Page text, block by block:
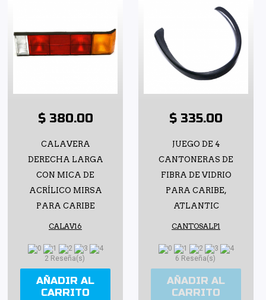
$ 380.00
CALAVERA
DERECHA LARGA
CON MICA DE
ACRÍLICO MIRSA
PARA CARIBE
CALAV16
2 Reseña(s)
AÑADIR AL
CARRITO
$ 335.00
JUEGO DE 4
CANTONERAS DE
FIBRA DE VIDRIO
PARA CARIBE,
ATLANTIC
CANTOSALP1
6 Reseña(s)
AÑADIR AL
CARRITO